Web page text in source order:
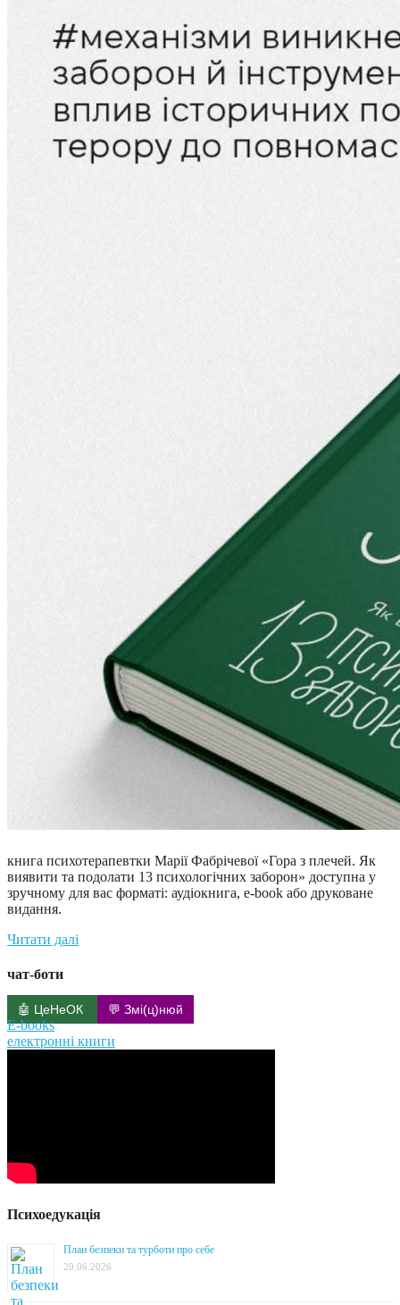
книга психотерапевтки Марії Фабрічевої «Гора з плечей. Як
виявити та подолати 13 психологічних заборон» доступна у
зручному для вас форматі: аудіокнига, e-book або друковане
видання.
Читати далі
чат-боти
🤖 ЦеНеОК 💬 Змі(ц)нюй
E-books
електронні книги
Психоедукація
План безпеки та турботи про себе
20.06.2026